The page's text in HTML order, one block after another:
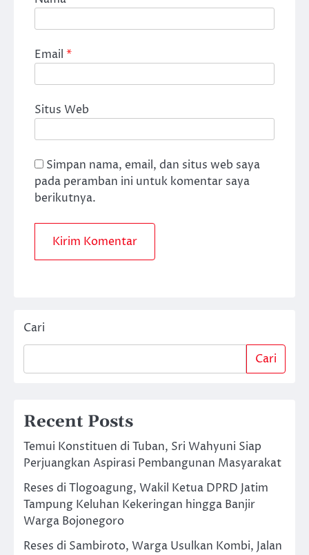
Email *
Situs Web
Simpan nama, email, dan situs web saya
pada peramban ini untuk komentar saya
berikutnya.
Cari
Cari
Recent Posts
Temui Konstituen di Tuban, Sri Wahyuni Siap
Perjuangkan Aspirasi Pembangunan Masyarakat
Reses di Tlogoagung, Wakil Ketua DPRD Jatim
Tampung Keluhan Kekeringan hingga Banjir
Warga Bojonegoro
Reses di Sambiroto, Warga Usulkan Kombi, Jalan